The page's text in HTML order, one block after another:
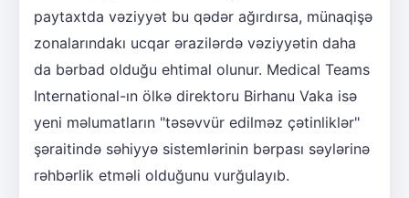
paytaxtda vəziyyət bu qədər ağırdırsa, münaqişə
zonalarındakı ucqar ərazilərdə vəziyyətin daha
da bərbad olduğu ehtimal olunur. Medical Teams
International-ın ölkə direktoru Birhanu Vaka isə
yeni məlumatların "təsəvvür edilməz çətinliklər"
şəraitində səhiyyə sistemlərinin bərpası səylərinə
rəhbərlik etməli olduğunu vurğulayıb.